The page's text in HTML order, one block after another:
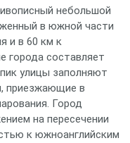
небольшой
в южной части
и в 60 км к
города составляет
улицы заполняют
приезжающие в
Город
на пересечении
к южноанглийским